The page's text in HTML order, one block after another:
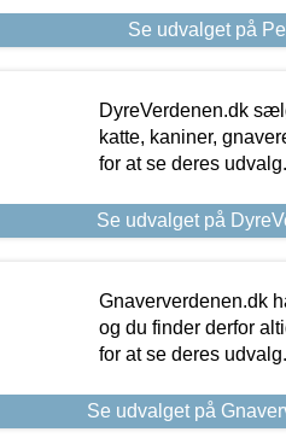
Se udvalget på
DyreVerdenen.dk
katte, kaniner,
for at se deres udvalg.
Se udvalget på
Gnaververdenen.dk
og du finder derfor
for at se deres udvalg.
Se udvalget på